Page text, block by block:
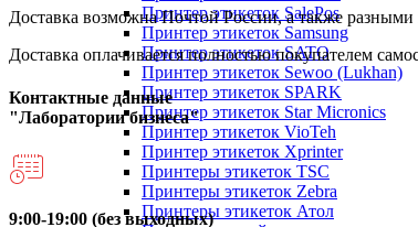
Принтер этикеток SalePos
Принтер этикеток Samsung
Принтер этикеток SATO
Принтер этикеток Sewoo (Lukhan)
Принтер этикеток SPARK
Принтер этикеток Star Micronics
Принтер этикеток VioTeh
Принтер этикеток Xprinter
Принтеры этикеток TSC
Принтеры этикеток Zebra
Принтеры этикеток Атол
Доставка возможна Почтой России, а также
Доставка оплачивается полностью покупателем
Контактные данные
"Лаборатории бизнеса"
9:00-19:00 (без выходных)